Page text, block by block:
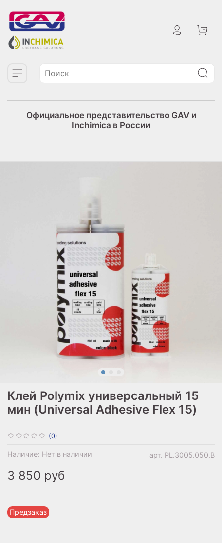
Официальное представительство GAV и
Inchimica в России
(0)
арт. PL.3005.050.B
Наличие: Нет в наличии
Предзаказ
Клей Polymix универсальный 15
мин (Universal Adhesive Flex 15)
3 850 руб